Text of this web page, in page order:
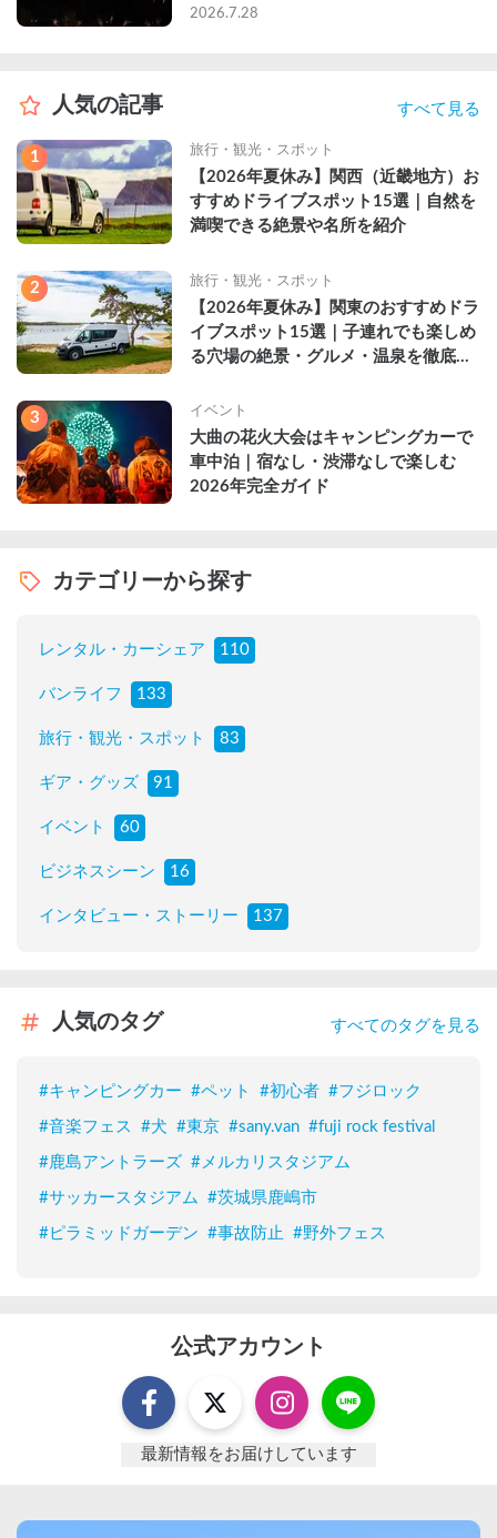
に利用したゲストのレビュー付き
2026.7.28
人気の記事 すべて見る
1 旅行・観光・スポット
【2026年夏休み】関西（近畿地方）お
すすめドライブスポット15選｜自然を
満喫できる絶景や名所を紹介
2 旅行・観光・スポット
【2026年夏休み】関東のおすすめドラ
イブスポット15選｜子連れでも楽しめ
る穴場の絶景・グルメ・温泉を徹底解
3 イベント
大曲の花火大会はキャンピングカーで
車中泊｜宿なし・渋滞なしで楽しむ
2026年完全ガイド
カテゴリーから探す
レンタル・カーシェア 110
バンライフ 133
旅行・観光・スポット 83
ギア・グッズ 91
イベント 60
ビジネスシーン 16
インタビュー・ストーリー 137
人気のタグ すべてのタグを見る
#キャンピングカー #ペット #初心者 #フジロック
#音楽フェス #犬 #東京 #sany.van #fuji rock festival
#鹿島アントラーズ #メルカリスタジアム
#サッカースタジアム #茨城県鹿嶋市
#ピラミッドガーデン #事故防止 #野外フェス
公式アカウント
最新情報をお届けしています